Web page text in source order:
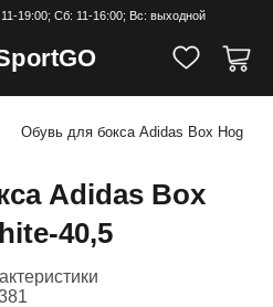
19:00; Cб: 11-16:00; Вс: выходной
GO
Обувь для бокса Adidas Box Hog
Adidas Box
40,5